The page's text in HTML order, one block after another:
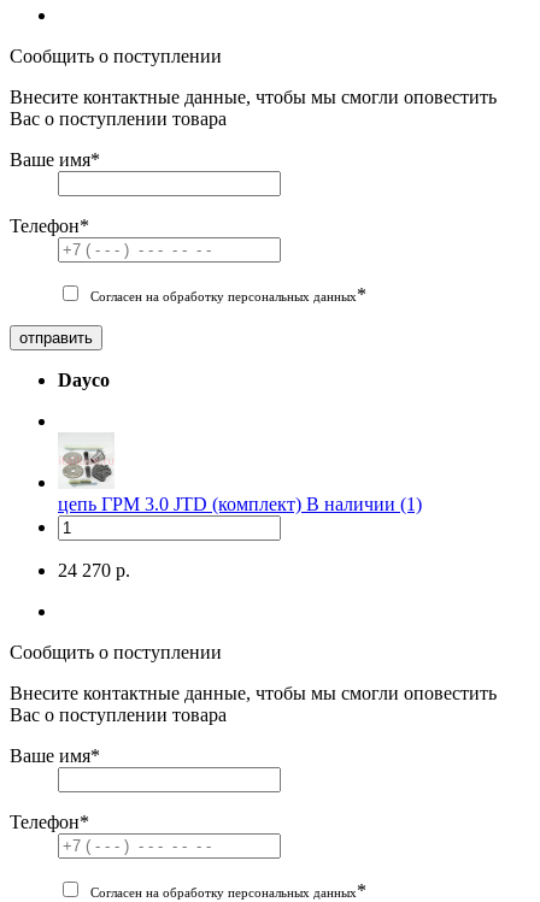
Сообщить о поступлении
Внесите контактные данные, чтобы мы смогли оповестить
Вас о поступлении товара
Ваше имя*
Телефон*
Согласен на обработку персональных данных*
отправить
Dayco
цепь ГРМ 3.0 JTD (комплект) В наличии (1)
24 270 р.
Сообщить о поступлении
Внесите контактные данные, чтобы мы смогли оповестить
Вас о поступлении товара
Ваше имя*
Телефон*
Согласен на обработку персональных данных*